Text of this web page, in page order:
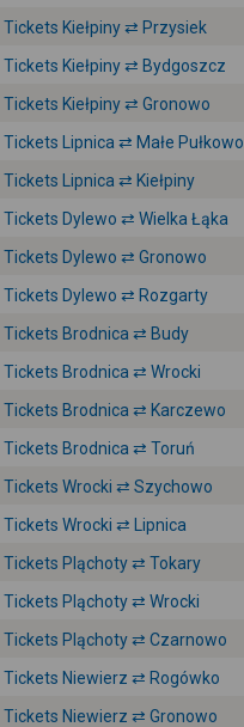
Tickets Kiełpiny ⇄ Przysiek
Tickets Kiełpiny ⇄ Bydgoszcz
Tickets Kiełpiny ⇄ Gronowo
Tickets Lipnica ⇄ Małe Pułkowo
Tickets Lipnica ⇄ Kiełpiny
Tickets Dylewo ⇄ Wielka Łąka
Tickets Dylewo ⇄ Gronowo
Tickets Dylewo ⇄ Rozgarty
Tickets Brodnica ⇄ Budy
Tickets Brodnica ⇄ Wrocki
Tickets Brodnica ⇄ Karczewo
Tickets Brodnica ⇄ Toruń
Tickets Wrocki ⇄ Szychowo
Tickets Wrocki ⇄ Lipnica
Tickets Pląchoty ⇄ Tokary
Tickets Pląchoty ⇄ Wrocki
Tickets Pląchoty ⇄ Czarnowo
Tickets Niewierz ⇄ Rogówko
Tickets Niewierz ⇄ Gronowo